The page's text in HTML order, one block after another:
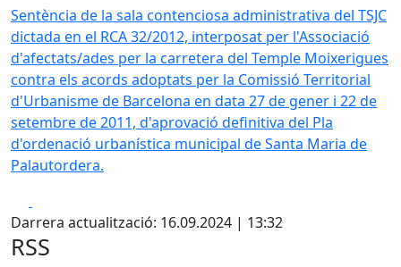
Sentència de la sala contenciosa administrativa del TSJC
dictada en el RCA 32/2012, interposat per l'Associació
d'afectats/ades per la carretera del Temple Moixerigues
contra els acords adoptats per la Comissió Territorial
d'Urbanisme de Barcelona en data 27 de gener i 22 de
setembre de 2011, d'aprovació definitiva del Pla
d'ordenació urbanística municipal de Santa Maria de
Palautordera.
Darrera actualització: 16.09.2024 | 13:32
RSS